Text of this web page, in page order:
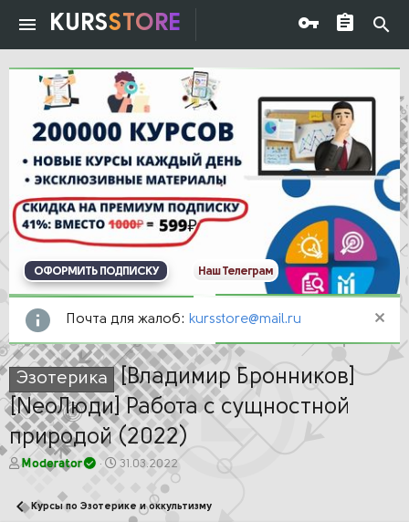
KURSSTORE
ОФОРМИТЬ ПОДПИСКУ Наш Телеграм
Почта для жалоб: kursstore@mail.ru
Эзотерика [Владимир Бронников]
[NeoЛюди] Работа с сущностной
природой (2022)
А
о
Moderator
Д
а
31.03.2022
Курсы по Эзотерике и оккультизму